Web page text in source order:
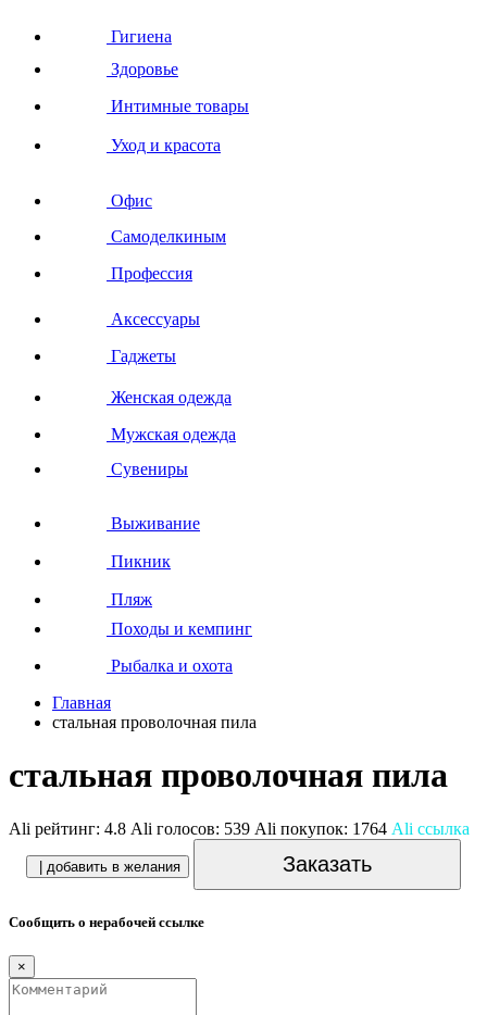
Гигиена
Здоровье
Интимные товары
Уход и красота
Офис
Самоделкиным
Профессия
Аксессуары
Гаджеты
Женская одежда
Мужская одежда
Сувениры
Выживание
Пикник
Пляж
Походы и кемпинг
Рыбалка и охота
Главная
стальная проволочная пила
стальная проволочная пила
Ali рейтинг: 4.8 Ali голосов: 539 Ali покупок: 1764 Ali ссылка
| добавить в желания Заказать
Сообщить о нерабочей ссылке
×